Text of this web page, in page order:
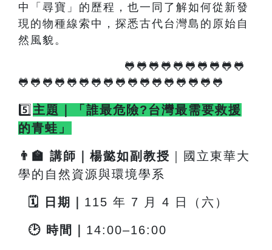
中「尋寶」的歷程，也一同了解如何從新發
現的物種線索中，探悉古代台灣島的原始自
然風貌。
🐸🐸🐸🐸🐸🐸🐸🐸🐸🐸
🐸🐸🐸🐸🐸🐸🐸🐸🐸🐸🐸🐸🐸🐸🐸🐸🐸
5️⃣ 主題｜「誰最危險?台灣最需要救援
的青蛙」
👨 🏫 講師｜楊懿如副教授 ｜國立東華大
學的自然資源與環境學系
🗓 日期｜ 115 年 7 月 4 日（六）
🕑 時間｜ 14:00–16:00